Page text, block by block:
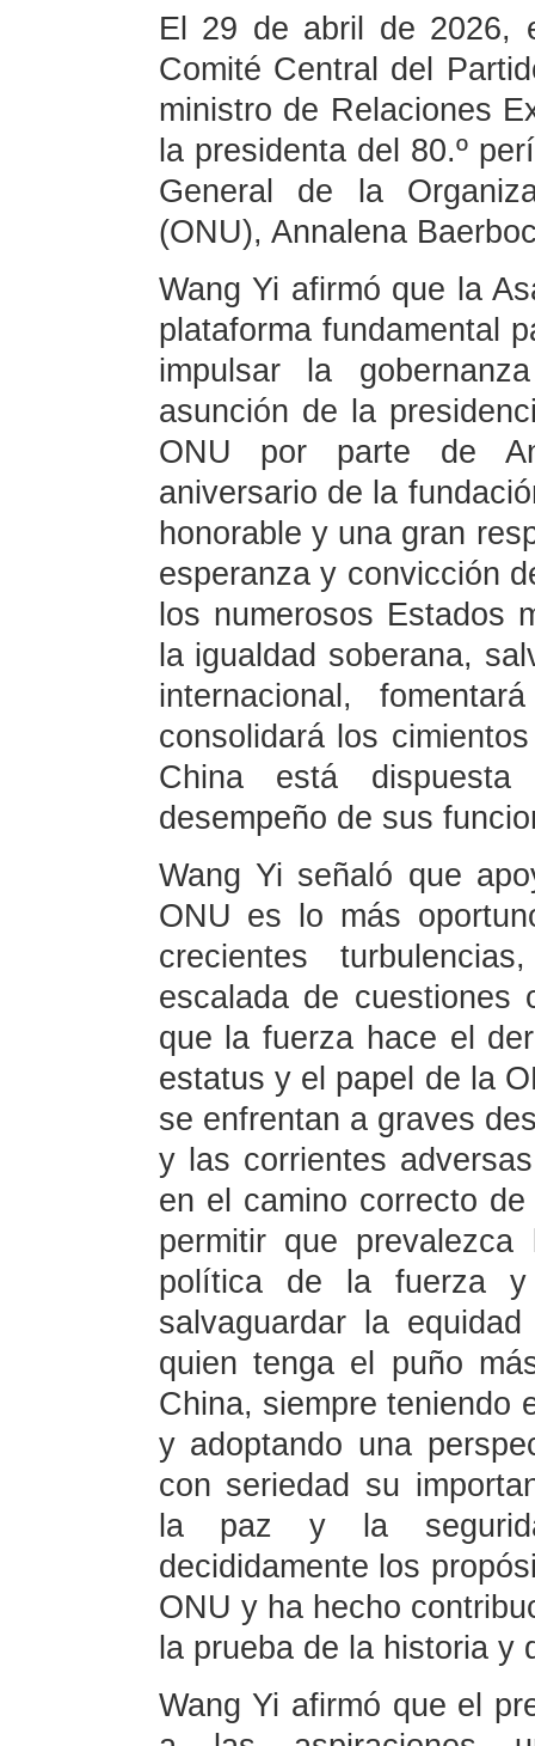
El 29 de abril de 2026,
Comité Central del
ministro de Relaciones
la presidenta del 80.º
General de la
(ONU), Annalena
Wang Yi afirmó que la
plataforma fundamental
impulsar la
asunción de la
ONU por parte de
aniversario de la
honorable y una gran
esperanza y convicción
los numerosos Estados
la igualdad soberana,
internacional,
consolidará los
China está
desempeño de sus
Wang Yi señaló que
ONU es lo más
crecientes
escalada de cuestiones
que la fuerza hace el
estatus y el papel de la
se enfrentan a graves
y las corrientes
en el camino correcto
permitir que
política de la fuerza y
salvaguardar la
quien tenga el puño
China, siempre teniendo
y adoptando una
con seriedad su
la paz y la
decididamente los
ONU y ha hecho
la prueba de la historia y
Wang Yi afirmó que el